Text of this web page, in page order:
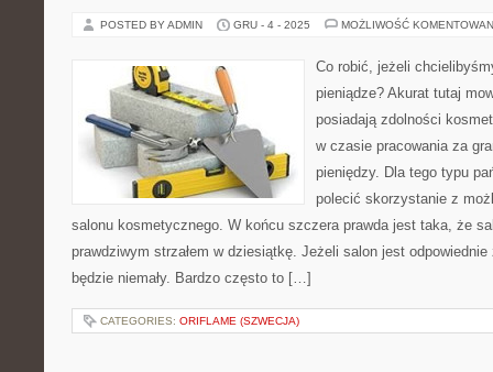
POSTED BY ADMIN GRU - 4 - 2025 MOŻLIWOŚĆ
Co robić, jeżeli
pieniądze? Akurat tutaj
posiadają zdolności
w czasie pracowania za
pieniędzy. Dla tego typu
polecić skorzystanie z
salonu kosmetycznego. W końcu szczera prawda jest taka, że
prawdziwym strzałem w dziesiątkę. Jeżeli salon jest
będzie niemały. Bardzo często to […]
CATEGORIES: ORIFLAME (SZWECJA)